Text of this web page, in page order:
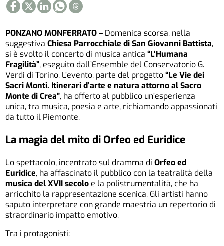
PONZANO MONFERRATO – Domenica scorsa, nella
suggestivaChiesa Parrocchiale di San Giovanni Battista,
si è svolto il concerto di musica antica“L’Humana
Fragilità”, eseguito dall’Ensemble del Conservatorio G.
Verdi di Torino. L’evento, parte del progetto“Le Vie dei
Sacri Monti. Itinerari d’arte e natura attorno al Sacro
Monte di Crea”, ha offerto al pubblico un’esperienza
unica, tra musica, poesia e arte, richiamando appassionati
da tutto il Piemonte.
La magia del mito di Orfeo ed Euridice
Lo spettacolo, incentrato sul dramma diOrfeo ed
Euridice, ha affascinato il pubblico con la teatralità della
musica del XVII secolo e la polistrumentalità, che ha
arricchito la rappresentazione scenica. Gli artisti hanno
saputo interpretare con grande maestria un repertorio di
straordinario impatto emotivo.
Tra i protagonisti: